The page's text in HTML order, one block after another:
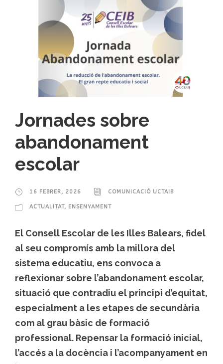
Jornades sobre
abandonament
escolar
16 FEBRER, 2026 COMUNICACIÓ UCTAIB
ACTUALITAT, ENSENYAMENT
El Consell Escolar de les Illes Balears, fidel
al seu compromís amb la millora del
sistema educatiu, ens convoca a
reflexionar sobre l’abandonament escolar,
situació que contradiu el principi d’equitat,
especialment a les etapes de secundària
com al grau bàsic de formació
professional. Repensar la formació inicial,
l’accés a la docència i l’acompanyament en